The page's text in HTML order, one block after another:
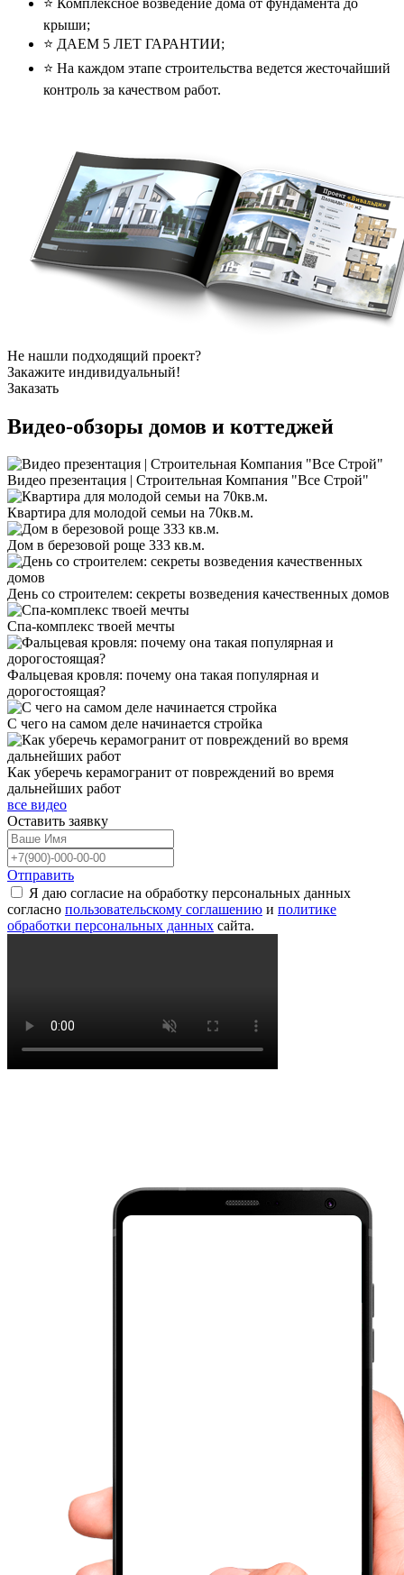
крыши;
⭐️ ДАЕМ 5 ЛЕТ ГАРАНТИИ;
⭐️ На каждом этапе строительства ведется жесточайший
контроль за качеством работ.
Не нашли подходящий проект?
Закажите индивидуальный!
Заказать
Видео-обзоры домов и коттеджей
Видео презентация | Строительная Компания "Все Строй"
Квартира для молодой семьи на 70кв.м.
Дом в березовой роще 333 кв.м.
День со строителем: секреты возведения качественных домов
Спа-комплекс твоей мечты
Фальцевая кровля: почему она такая популярная и
дорогостоящая?
С чего на самом деле начинается стройка
Как уберечь керамогранит от повреждений во время
дальнейших работ
все видео
Оставить заявку
Отправить
Я даю согласие на обработку персональных данных
согласно пользовательскому соглашению и политике
обработки персональных данных сайта.